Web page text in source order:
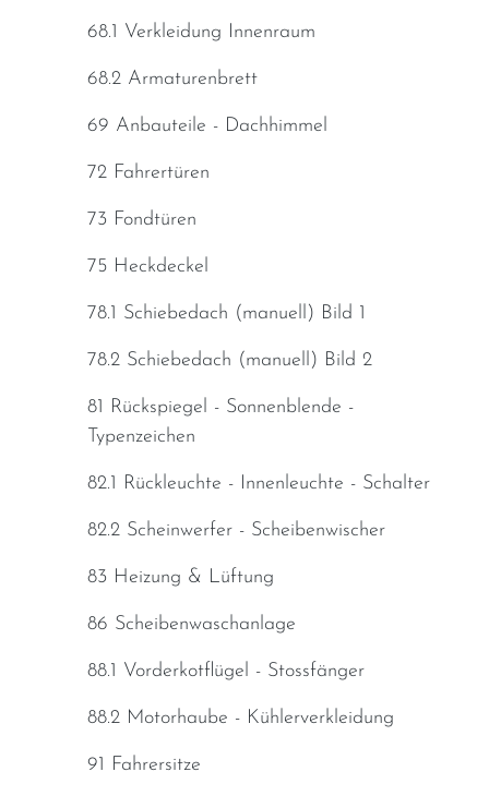
68.1 Verkleidung Innenraum
68.2 Armaturenbrett
69 Anbauteile - Dachhimmel
72 Fahrertüren
73 Fondtüren
75 Heckdeckel
78.1 Schiebedach (manuell) Bild 1
78.2 Schiebedach (manuell) Bild 2
81 Rückspiegel - Sonnenblende -
Typenzeichen
82.1 Rückleuchte - Innenleuchte - Schalter
82.2 Scheinwerfer - Scheibenwischer
83 Heizung & Lüftung
86 Scheibenwaschanlage
88.1 Vorderkotflügel - Stossfänger
88.2 Motorhaube - Kühlerverkleidung
91 Fahrersitze